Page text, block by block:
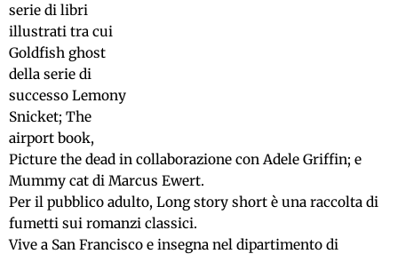
serie di libri
illustrati tra cui
Goldfish ghost
della serie di
successo Lemony
Snicket; The
airport book,
Picture the dead in collaborazione con Adele Griffin; e
Mummy cat di Marcus Ewert.
Per il pubblico adulto, Long story short è una raccolta di
fumetti sui romanzi classici.
Vive a San Francisco e insegna nel dipartimento di